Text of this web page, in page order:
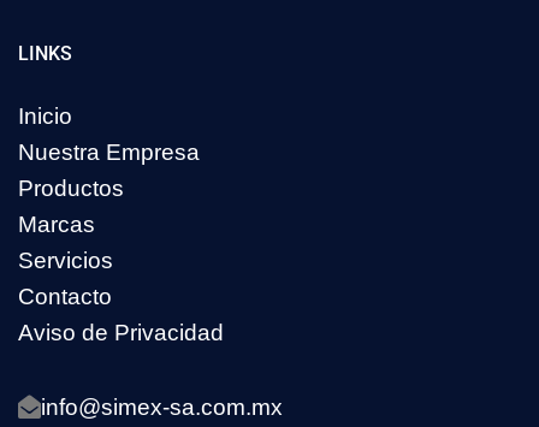
LINKS
Inicio
Nuestra Empresa
Productos
Marcas
Servicios
Contacto
Aviso de Privacidad
info@simex-sa.com.mx